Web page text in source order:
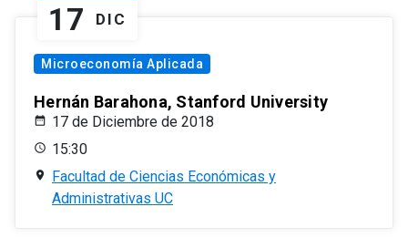
17 DIC
Microeconomía Aplicada
Hernán Barahona, Stanford University
17 de Diciembre de 2018
15:30
Facultad de Ciencias Económicas y
Administrativas UC